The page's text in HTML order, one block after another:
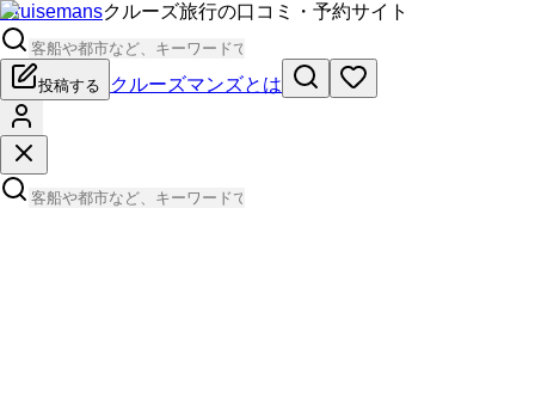
Cruisemansクルーズ旅行の口コミ・予約サイト
投稿する クルーズマンズとは